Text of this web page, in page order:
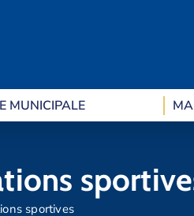
MUNICIPALE
sportives